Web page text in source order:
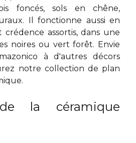
foncés, sols en chêne,
Il fonctionne aussi en
assortis, dans une
noires ou vert forêt. Envie
à d'autres décors
notre collection de plan
.
la céramique